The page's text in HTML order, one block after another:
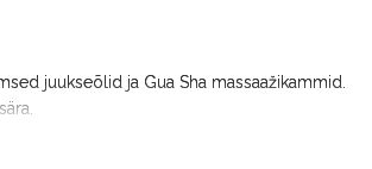
juukseõlid ja Gua Sha massaažikammid.